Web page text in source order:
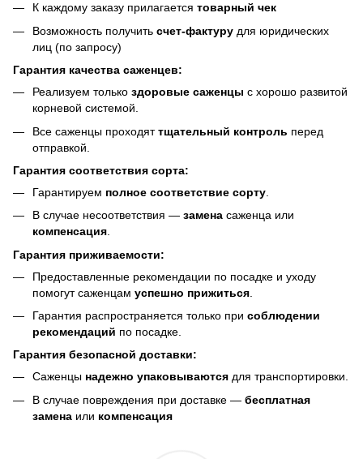
К каждому заказу прилагается товарный чек
Возможность получить счет-фактуру для юридических
лиц (по запросу)
Гарантия качества саженцев:
Реализуем только здоровые саженцы с хорошо развитой
корневой системой.
Все саженцы проходяттщательный контроль перед
отправкой.
Гарантия соответствия сорта:
Гарантируем полное соответствие сорту
В случае несоответствия — замена саженца или
компенсация.
Гарантия приживаемости:
Предоставленные рекомендации по посадке и уходу
помогут саженцам успешно прижиться
Гарантия распространяется только при соблюдении
рекомендаций по посадке.
Гарантия безопасной доставки:
Саженцы надежно упаковываются для транспортировки.
В случае повреждения при доставке — бесплатная
замена или компенсация